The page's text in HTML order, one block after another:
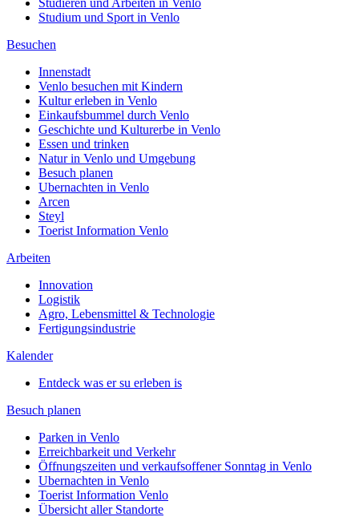
Studieren und Arbeiten in Venlo
Studium und Sport in Venlo
Besuchen
Innenstadt
Venlo besuchen mit Kindern
Kultur erleben in Venlo
Einkaufsbummel durch Venlo
Geschichte und Kulturerbe in Venlo
Essen und trinken
Natur in Venlo und Umgebung
Besuch planen
Ubernachten in Venlo
Arcen
Steyl
Toerist Information Venlo
Arbeiten
Innovation
Logistik
Agro, Lebensmittel & Technologie
Fertigungsindustrie
Kalender
Entdeck was er su erleben is
Besuch planen
Parken in Venlo
Erreichbarkeit und Verkehr
Öffnungszeiten und verkaufsoffener Sonntag in Venlo
Ubernachten in Venlo
Toerist Information Venlo
Übersicht aller Standorte